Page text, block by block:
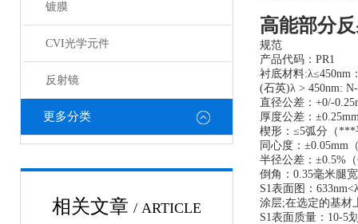
镀膜
CVI光学元件
反射镜
更多分类
相关文章 / ARTICLE
高能部分
规范
产品代码：PR1
衬底材料:λ≤450nm
(石英)λ > 450nm:
直径公差：+0/-
厚度公差：
楔形：≤5弧分（***
同心度：±0.05mm
半径公差：±0.5%
倒角：0.35毫米腿
S1表面图：
涂层;在选定的基材
S1表面质量：10-5